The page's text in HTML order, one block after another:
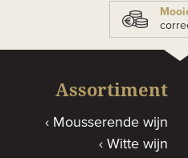
Assortiment
Mousserende wijn
Witte wijn